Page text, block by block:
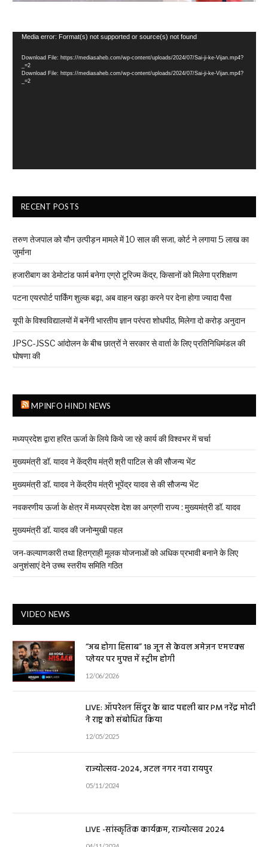
Video
Media error: Format(s) not supported or source(s) not found
Download File: https://mediasaheb.com/wp-content/uploads/2024/07/Sai-ji-ke-Vijan.mp4?
_=2
Download File: https://mediasaheb.com/wp-content/uploads/2024/07/Sai-ji-ke-Vijan.mp4?
_=2
RECENT POSTS
तरुण तेजपाल को यौन उत्पीड़न मामले में 10 साल की सजा, कोर्ट ने लगाया ₹5 लाख का
जुर्माना
हजारीबाग का डेमोटांड फार्म बनेगा एग्रो टूरिज्म केंद्र, किसानों को मिलेगा प्रशिक्षण
पटना एयरपोर्ट पार्किंग शुल्क बढ़ा, अब वाहन खड़ा करने पर देना होगा ज्यादा पैसा
यूपी के विश्वविद्यालयों में बनेंगी भारतीय ज्ञान परंपरा शोधपीठ, मिलेगा दो करोड़ अनुदान
JPSC-JSSC आंदोलन के बीच छात्रों ने सरकार से वार्ता के लिए प्रतिनिधिमंडल की
घोषणा की
MPINFO HINDI NEWS
मध्यप्रदेश द्वारा हरित ऊर्जा के लिये किये जा रहे कार्य की विश्वभर में चर्चा
मुख्यमंत्री डॉ. यादव ने केंद्रीय मंत्री श्री पाटिल से की सौजन्य भेंट
मुख्यमंत्री डॉ. यादव ने केंद्रीय मंत्री भूपेंद्र यादव से की सौजन्य भेंट
नवकरणीय ऊर्जा के क्षेत्र में मध्यप्रदेश देश का अग्रणी राज्य : मुख्यमंत्री डॉ. यादव
मुख्यमंत्री डॉ. यादव की जनोन्मुखी पहल
जन-कल्याणकारी तथा हितग्राही मूलक योजनाओं को अधिक प्रभावी बनाने के लिए
अनुशंसाएं देने उच्च स्तरीय समिति गठित
VIDEO NEWS
“अब होगा हिसाब” 18 जून से केवल अमेज़न एमएक्स
प्लेयर पर मुफ्त में स्ट्रीम होगी
12/06/2026
LIVE: ऑपरेशन सिंदूर के बाद पहली बार PM नरेंद्र मोदी
ने राष्ट्र को संबोधित किया
12/05/2025
राज्योत्सव-2024, अटल नगर नवा रायपुर
05/11/2024
LIVE -सांस्कृतिक कार्यक्रम, राज्योत्सव 2024